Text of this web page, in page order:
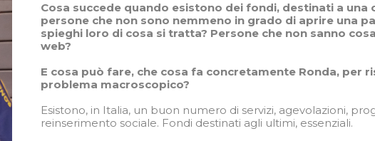
Cosa succede quando esistono dei fondi, destinati a una
persone che non sono nemmeno in grado di aprire una
spieghi loro di cosa si tratta? Persone che non sanno
web?
E cosa può fare, che cosa fa concretamente Ronda, per
problema macroscopico?
Esistono, in Italia, un buon numero di servizi, agevolazioni,
reinserimento sociale. Fondi destinati agli ultimi, essenziali.